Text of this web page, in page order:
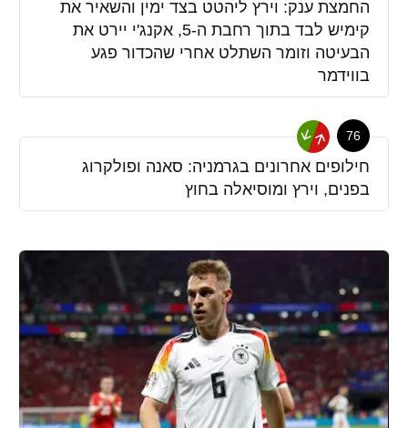
החמצת ענק: וירץ ליהטט בצד ימין והשאיר את
קימיש לבד בתוך רחבת ה-5, אקנג'י יירט את
הבעיטה וזומר השתלט אחרי שהכדור פגע
בווידמר
76
חילופים אחרונים בגרמניה: סאנה ופולקרוג
בפנים, וירץ ומוסיאלה בחוץ